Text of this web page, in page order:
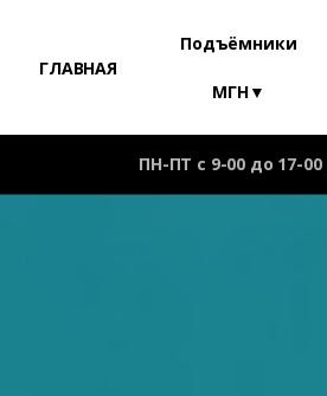
ГЛАВНАЯ
Подъёмники
МГН▼
ПН-ПТ с 9-00 до 17-